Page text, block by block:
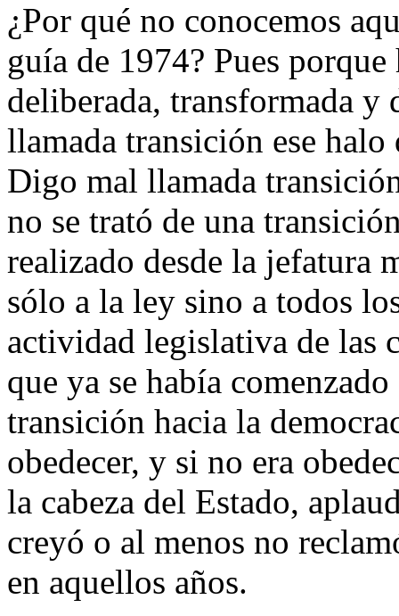
¿Por qué no conocemos
guía de 1974? Pues
deliberada, transformada y
llamada transición ese
Digo mal llamada
no se trató de una
realizado desde la jefatura
sólo a la ley sino a todos
actividad legislativa de las
que ya se había
transición hacia la
obedecer, y si no era
la cabeza del Estado,
creyó o al menos no
en aquellos años.